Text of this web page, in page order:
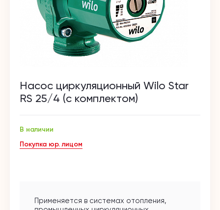
Насос циркуляционный Wilo Star
RS 25/4 (с комплектом)
В наличии
Покупка юр. лицом
Применяется в системах отопления,